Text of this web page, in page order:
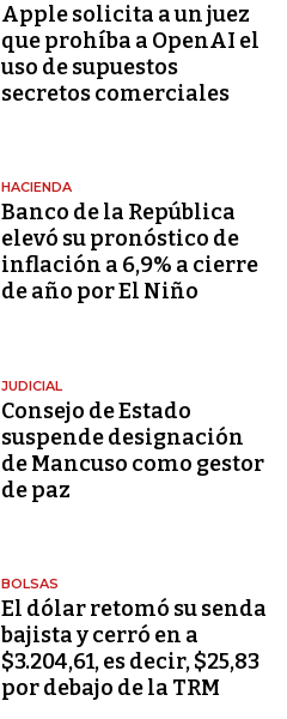
Apple solicita a un juez
que prohíba a OpenAI el
uso de supuestos
secretos comerciales
HACIENDA
Banco de la República
elevó su pronóstico de
inflación a 6,9% a cierre
de año por El Niño
JUDICIAL
Consejo de Estado
suspende designación
de Mancuso como gestor
de paz
BOLSAS
El dólar retomó su senda
bajista y cerró en a
$3.204,61, es decir, $25,83
por debajo de la TRM